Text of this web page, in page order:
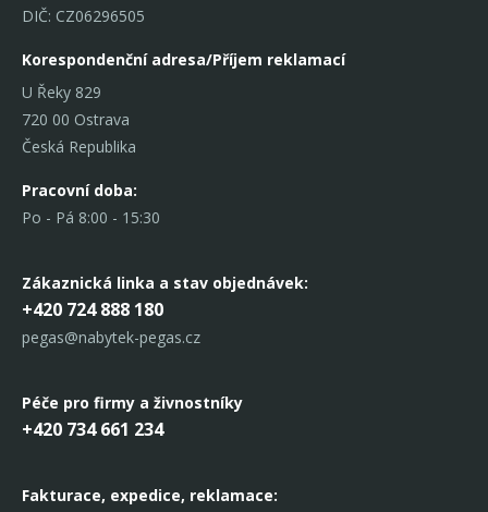
DIČ: CZ06296505
Korespondenční adresa/Příjem reklamací
U Řeky 829
720 00 Ostrava
Česká Republika
Pracovní doba:
Po - Pá 8:00 - 15:30
Zákaznická linka a stav objednávek:
+420 724 888 180
pegas@nabytek-pegas.cz
Péče pro firmy a živnostníky
+420 734 661 234
Fakturace, expedice, reklamace: